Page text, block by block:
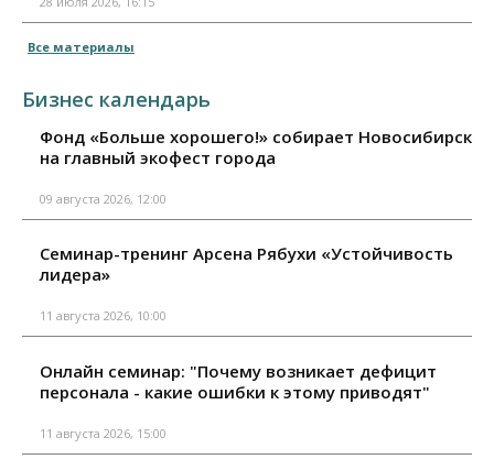
Все материалы
Бизнес календарь
Фонд «Больше хорошего!» собирает Новосибирск
на главный экофест города
09 августа 2026, 12:00
Семинар-тренинг Арсена Рябухи «Устойчивость
лидера»
11 августа 2026, 10:00
Онлайн семинар: "Почему возникает дефицит
персонала - какие ошибки к этому приводят"
11 августа 2026, 15:00